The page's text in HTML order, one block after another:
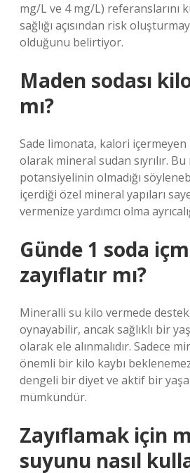
mg/L ve 4 mg/L) referanslarını
sağlığı açısından risk
olduğunu belirtiyor.
Maden sodası
mı?
Sade limonata, kalori
olarak mineral sudan sıyrılır.
potansiyelinin olmadığı
içerdiği özel mineral yapıları
vermenize yardımcı olma
Günde 1 soda
zayıflatır mı?
Mineralli su kilo vermede
oynayabilir, ancak sağlıklı bir
olarak ele alınmalıdır. Sadece
önemli bir kilo kaybı
dengeli bir diyet ve aktif bir
mümkündür.
Zayıflamak için
suyunu nasıl